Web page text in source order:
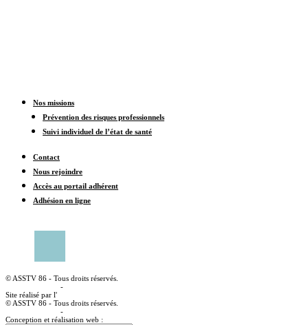
Nos missions
Prévention des risques professionnels
Suivi individuel de l’état de santé
Contact
Nous rejoindre
Accès au portail adhérent
Adhésion en ligne
© ASSTV 86 - Tous droits réservés.
-
Site réalisé par l'
© ASSTV 86 - Tous droits réservés.
-
Conception et réalisation web :